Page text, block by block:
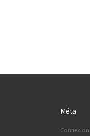
Méta
Connexion